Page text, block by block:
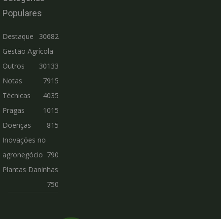
Populares
Destaque
30682
Gestão Agrícola
30133
Outros
7915
Notas
Técnicas
4035
Pragas
1015
Doenças
815
Inovações no
agronegócio 790
Plantas Daninhas
750